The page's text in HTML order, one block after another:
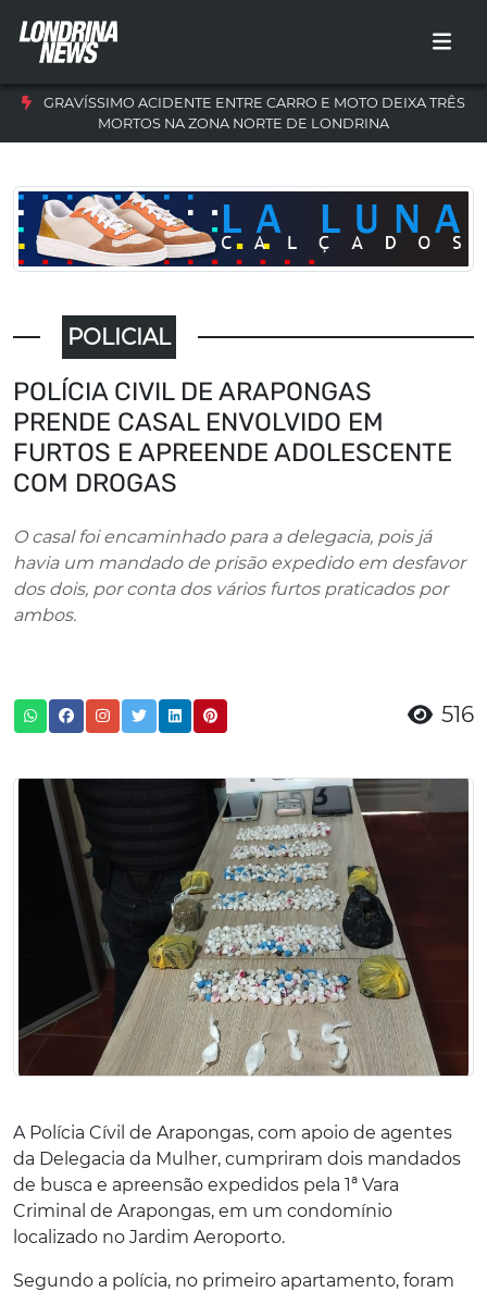
GRAVÍSSIMO ACIDENTE ENTRE CARRO E MOTO DEIXA TRÊS
MORTOS NA ZONA NORTE DE LONDRINA
POLICIAL
POLÍCIA CIVIL DE ARAPONGAS
PRENDE CASAL ENVOLVIDO EM
FURTOS E APREENDE ADOLESCENTE
COM DROGAS
O casal foi encaminhado para a delegacia, pois já
havia um mandado de prisão expedido em desfavor
dos dois, por conta dos vários furtos praticados por
ambos.
516
A Polícia Cívil de Arapongas, com apoio de agentes
da Delegacia da Mulher, cumpriram dois mandados
de busca e apreensão expedidos pela 1ª Vara
Criminal de Arapongas, em um condomínio
localizado no Jardim Aeroporto.
Segundo a polícia, no primeiro apartamento, foram